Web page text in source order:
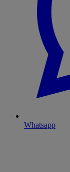
Whatsapp